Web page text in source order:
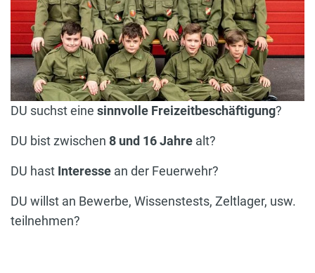
DU suchst eine sinnvolle Freizeitbeschäftigung?
DU bist zwischen 8 und 16 Jahre alt?
DU hast Interesse an der Feuerwehr?
DU willst an Bewerbe, Wissenstests, Zeltlager, usw.
teilnehmen?